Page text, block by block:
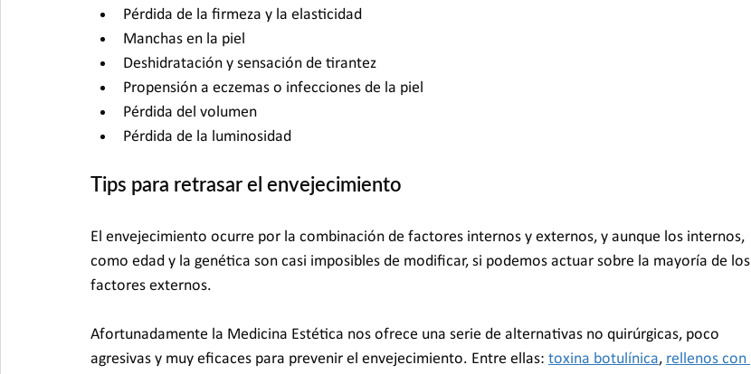
Pérdida de la firmeza y la elasticidad
Manchas en la piel
Deshidratación y sensación de tirantez
Propensión a eczemas o infecciones de la piel
Pérdida del volumen
Pérdida de la luminosidad
Tips para retrasar el envejecimiento
El envejecimiento ocurre por la combinación de factores internos y externos, y aunque los internos,
como edad y la genética son casi imposibles de modificar, si podemos actuar sobre la mayoría de los
factores externos.
Afortunadamente la Medicina Estética nos ofrece una serie de alternativas no quirúrgicas, poco
agresivas y muy eficaces para prevenir el envejecimiento. Entre ellas: toxina botulínica, rellenos con